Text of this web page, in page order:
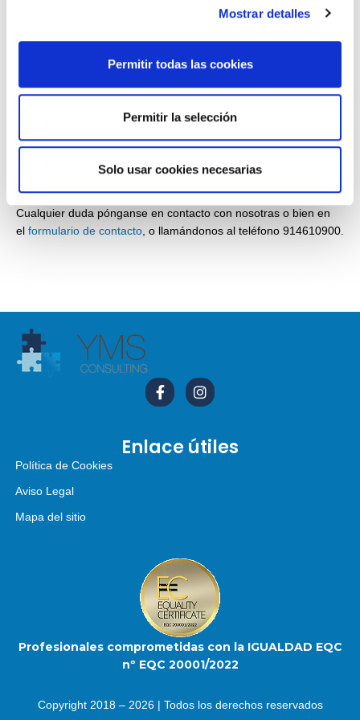
Mostrar detalles
Permitir todas las cookies
Permitir la selección
Solo usar cookies necesarias
manipulación
Derechos de emisión, reducciones certificadas de
emisiones y unidades de reducción de emisiones de gases
Cualquier duda pónganse en contacto con nosotras o bien en
el formulario de contacto, o llamándonos al teléfono 914610900.
Enlace útiles
Política de Cookies
Aviso Legal
Mapa del sitio
Profesionales comprometidas con la IGUALDAD EQC
nº EQC 20001/2022
Copyright 2018 – 2026 | Todos los derechos reservados